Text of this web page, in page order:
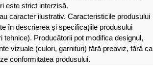
este strict interzisă.
caracter ilustrativ. Caracteristicile produsului
în descrierea și specificațiile produsului
tehnice). Producătorii pot modifica designul,
vizuale (culori, garnituri) fără preaviz, fără ca
conformitatea produsului.